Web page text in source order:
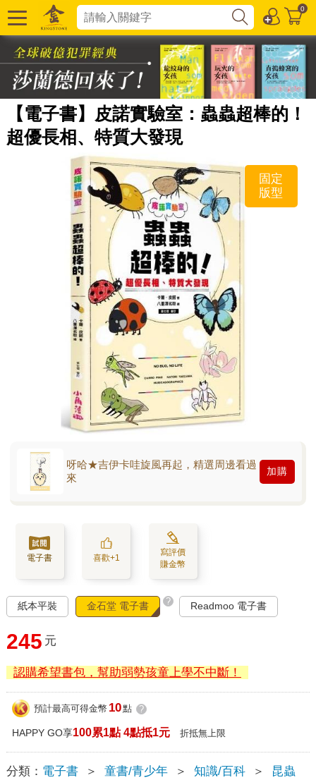
0
【電子書】皮諾實驗室：蟲蟲超棒的！
超優長相、特質大發現
固定
版型
呀哈★吉伊卡哇旋風再起，精選周邊看過
來
加購
電子書 喜歡+1
寫評價
賺金幣
紙本平裝 金石堂 電子書 ? Readmoo 電子書
245 元
認購希望書包，幫助弱勢孩童上學不中斷！
預計最高可得金幣 10點 ?
HAPPY GO享100累1點 4點抵1元 折抵無上限
分類： 電子書 ＞ 童書/青少年 ＞ 知識/百科 ＞ 昆蟲